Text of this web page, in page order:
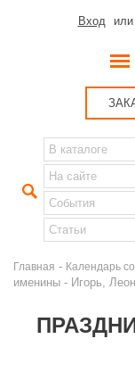
Вход или
Главная - Календарь
именины - Игорь,